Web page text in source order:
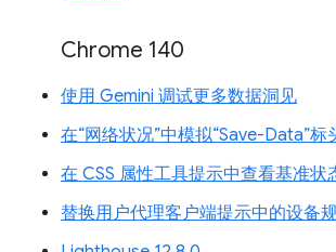
Chrome 140
使用 Gemini 调试更多数据洞见
在“网络状况”中模拟“Save-Data”标
在 CSS 属性工具提示中查看基准状
替换用户代理客户端提示中的设备